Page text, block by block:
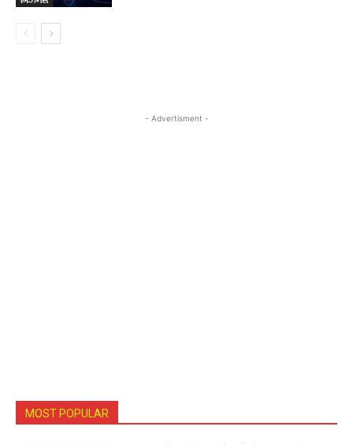
- Advertisment -
MOST POPULAR